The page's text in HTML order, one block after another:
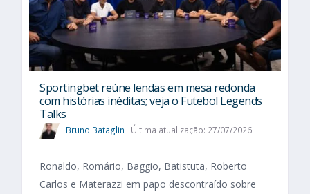
Sportingbet reúne lendas em mesa redonda
com histórias inéditas; veja o Futebol Legends
Talks
Bruno Bataglin Última atualização: 27/07/2026
Ronaldo, Romário, Baggio, Batistuta, Roberto
Carlos e Materazzi em papo descontraído sobre